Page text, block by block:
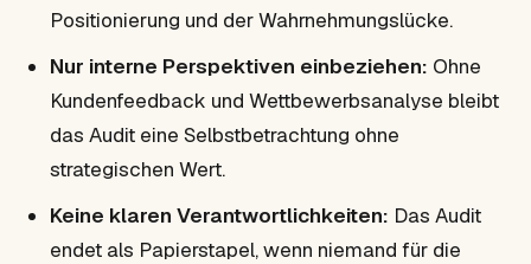
Positionierung und der Wahrnehmungslücke.
Nur interne Perspektiven einbeziehen: Ohne
Kundenfeedback und Wettbewerbsanalyse bleibt
das Audit eine Selbstbetrachtung ohne
strategischen Wert.
Keine klaren Verantwortlichkeiten: Das Audit
endet als Papierstapel, wenn niemand für die